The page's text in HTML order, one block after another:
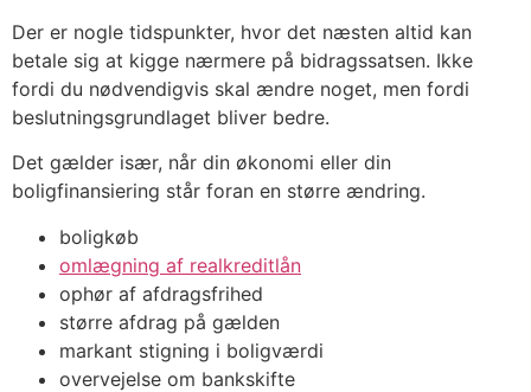
Der er nogle tidspunkter, hvor det næsten altid kan
betale sig at kigge nærmere på bidragssatsen. Ikke
fordi du nødvendigvis skal ændre noget, men fordi
beslutningsgrundlaget bliver bedre.
Det gælder især, når din økonomi eller din
boligfinansiering står foran en større ændring.
boligkøb
omlægning af realkreditlån
ophør af afdragsfrihed
større afdrag på gælden
markant stigning i boligværdi
overvejelse om bankskifte